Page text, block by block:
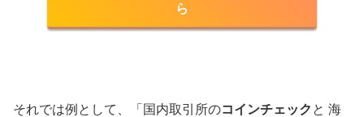
ら
それでは例として、「国内取引所のコインチェック と 海